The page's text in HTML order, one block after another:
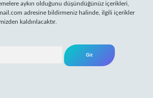
aykırı olduğunu düşündüğünüz içerikleri,
adresine bildirmeniz halinde, ilgili içerikler
kaldırılacaktır.